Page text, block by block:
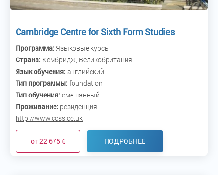
Cambridge Centre for Sixth Form Studies
Программа: Языковые курсы
Страна: Кембридж, Великобритания
Язык обучения: английский
Тип программы: foundation
Тип обучения: смешанный
Проживание: резиденция
http://www.ccss.co.uk
от 22 675 € ПОДРОБНЕЕ